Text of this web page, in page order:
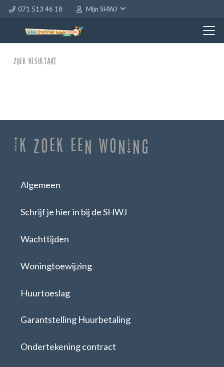
071 513 46 18 Mijn SHWJ
Zoek resultaat
Ik zoek een woning
Algemeen
Schrijf je hier in bij de SHWJ
Wachttijden
Woningtoewijzing
Huurtoeslag
Garantstelling Huurbetaling
Ondertekening contract